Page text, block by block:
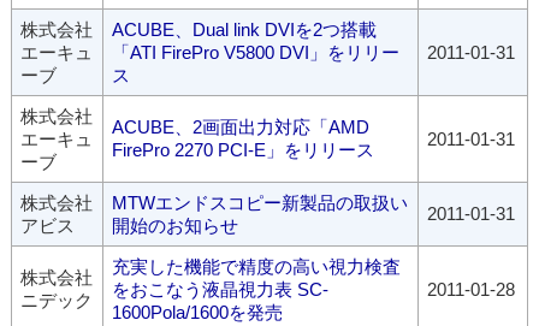
株式会社
エーキュ
ーブ
ACUBE、Dual link DVIを2つ搭載
「ATI FirePro V5800 DVI」をリリー
ス
2011-01-31
株式会社
エーキュ
ーブ
ACUBE、2画面出力対応「AMD
FirePro 2270 PCI-E」をリリース
2011-01-31
株式会社
アビス
MTWエンドスコピー新製品の取扱い
開始のお知らせ
2011-01-31
株式会社
ニデック
充実した機能で精度の高い視力検査
をおこなう液晶視力表 SC-
1600Pola/1600を発売
2011-01-28